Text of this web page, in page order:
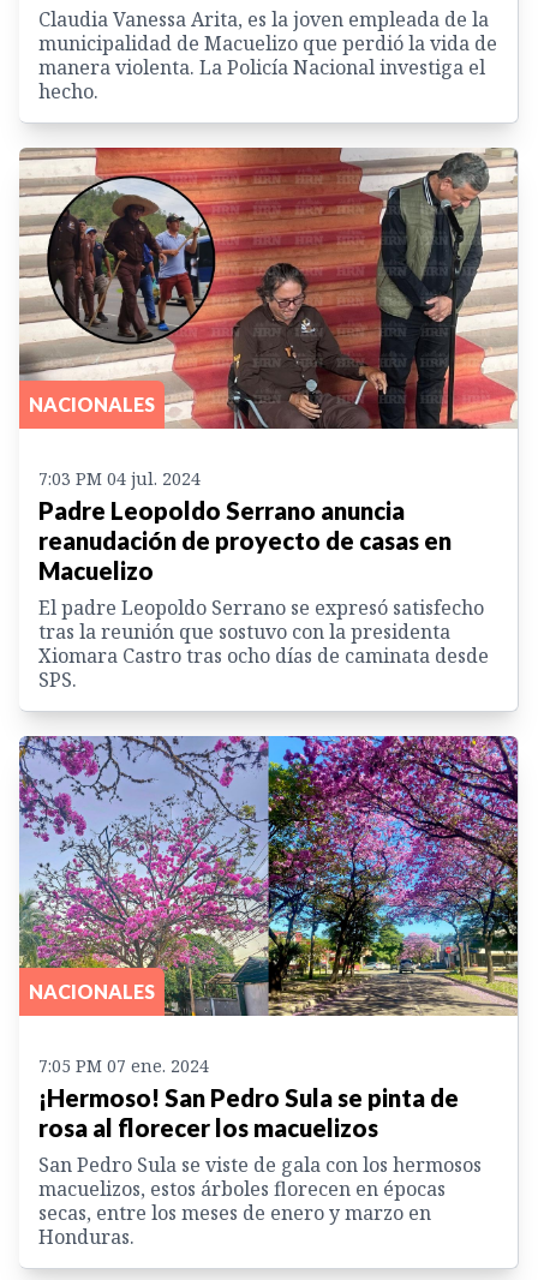
Claudia Vanessa Arita, es la joven empleada de la
municipalidad de Macuelizo que perdió la vida de
manera violenta. La Policía Nacional investiga el
hecho.
NACIONALES
7:03 PM 04 jul. 2024
Padre Leopoldo Serrano anuncia
reanudación de proyecto de casas en
Macuelizo
El padre Leopoldo Serrano se expresó satisfecho
tras la reunión que sostuvo con la presidenta
Xiomara Castro tras ocho días de caminata desde
SPS.
NACIONALES
7:05 PM 07 ene. 2024
¡Hermoso! San Pedro Sula se pinta de
rosa al florecer los macuelizos
San Pedro Sula se viste de gala con los hermosos
macuelizos, estos árboles florecen en épocas
secas, entre los meses de enero y marzo en
Honduras.